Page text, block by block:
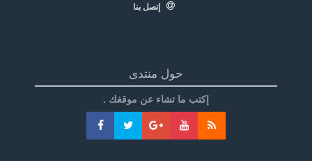
إتصل بنا
حول منتدى
إكتب ما تشاء عن موقغك .